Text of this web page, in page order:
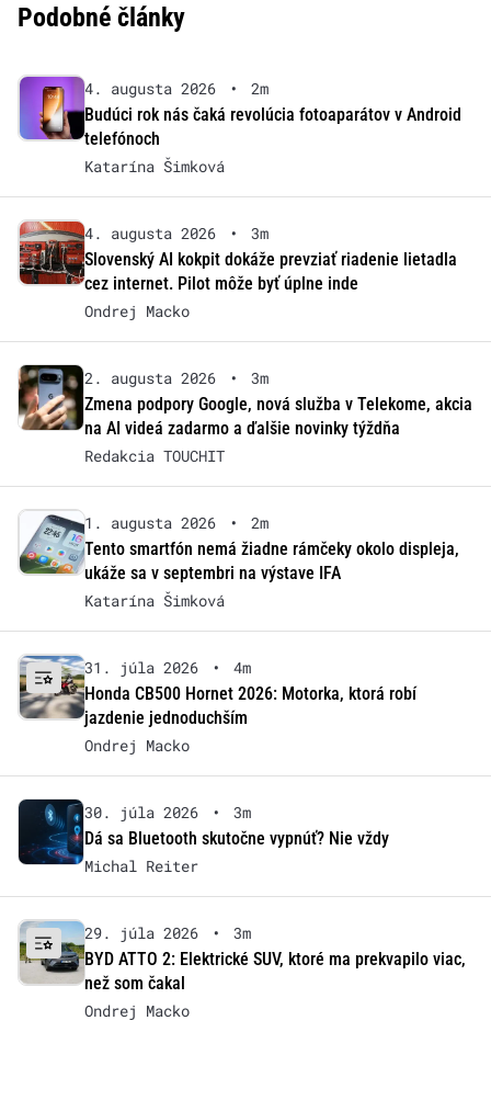
Podobné články
4. augusta 2026 •
2m
Budúci rok nás čaká revolúcia fotoaparátov v Android
telefónoch
Katarína Šimková
4. augusta 2026 •
3m
Slovenský AI kokpit dokáže prevziať riadenie lietadla
cez internet. Pilot môže byť úplne inde
Ondrej Macko
2. augusta 2026 •
3m
Zmena podpory Google, nová služba v Telekome, akcia
na AI videá zadarmo a ďalšie novinky týždňa
Redakcia TOUCHIT
1. augusta 2026 •
2m
Tento smartfón nemá žiadne rámčeky okolo displeja,
ukáže sa v septembri na výstave IFA
Katarína Šimková
31. júla 2026 •
4m
Honda CB500 Hornet 2026: Motorka, ktorá robí
jazdenie jednoduchším
Ondrej Macko
30. júla 2026 •
3m
Dá sa Bluetooth skutočne vypnúť? Nie vždy
Michal Reiter
29. júla 2026 •
3m
BYD ATTO 2: Elektrické SUV, ktoré ma prekvapilo viac,
než som čakal
Ondrej Macko